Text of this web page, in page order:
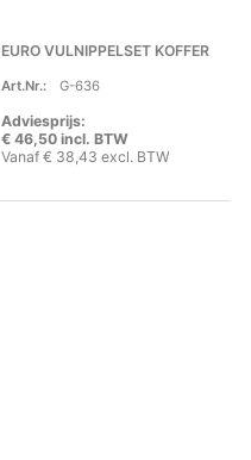
EURO VULNIPPELSET KOFFER
Art.Nr.: G-636
Adviesprijs:
€ 46,50 incl. BTW
Vanaf € 38,43 excl. BTW